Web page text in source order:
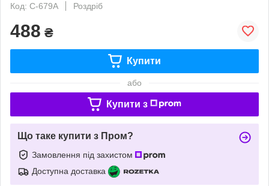
Код: C-679A
Роздріб
488 ₴
Купити
або
Купити з
Що таке купити з Пром?
Замовлення під захистом
Доступна доставка